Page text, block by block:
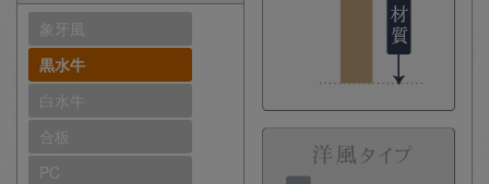
象牙風
黒水牛
白水牛
合板
PC